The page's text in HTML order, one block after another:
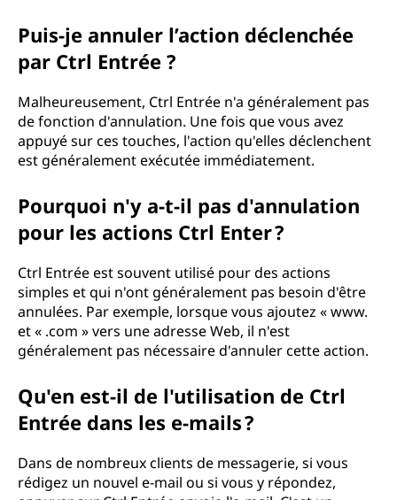
Puis-je annuler l’action déclenchée
par Ctrl Entrée ?
Malheureusement, Ctrl Entrée n'a généralement pas
de fonction d'annulation. Une fois que vous avez
appuyé sur ces touches, l'action qu'elles déclenchent
est généralement exécutée immédiatement.
Pourquoi n'y a-t-il pas d'annulation
pour les actions Ctrl Enter ?
Ctrl Entrée est souvent utilisé pour des actions
simples et qui n'ont généralement pas besoin d'être
annulées. Par exemple, lorsque vous ajoutez « www.
et « .com » vers une adresse Web, il n'est
généralement pas nécessaire d'annuler cette action.
Qu'en est-il de l'utilisation de Ctrl
Entrée dans les e-mails ?
Dans de nombreux clients de messagerie, si vous
rédigez un nouvel e-mail ou si vous y répondez,